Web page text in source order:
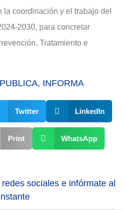
coordinación y el trabajo del
2030, para concretar
Tratamiento e
INFORMA
Twitter LinkedIn
Print WhatsApp
sociales e infórmate al